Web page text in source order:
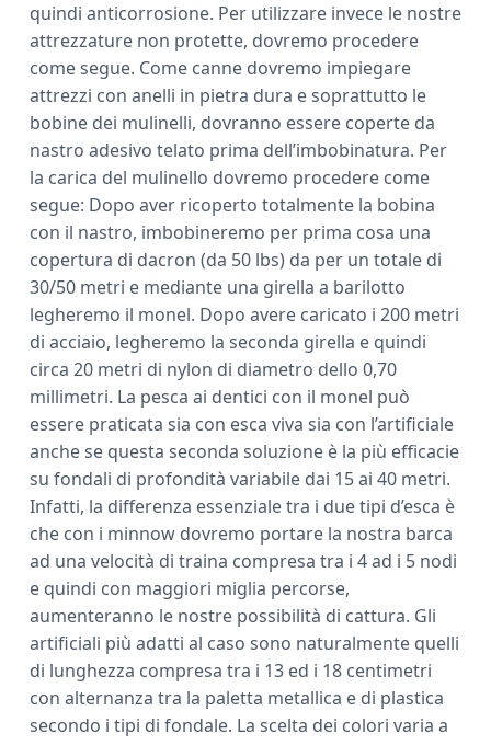
quindi anticorrosione. Per utilizzare invece le nostre
attrezzature non protette, dovremo procedere
come segue. Come canne dovremo impiegare
attrezzi con anelli in pietra dura e soprattutto le
bobine dei mulinelli, dovranno essere coperte da
nastro adesivo telato prima dell’imbobinatura. Per
la carica del mulinello dovremo procedere come
segue: Dopo aver ricoperto totalmente la bobina
con il nastro, imbobineremo per prima cosa una
copertura di dacron (da 50 lbs) da per un totale di
30/50 metri e mediante una girella a barilotto
legheremo il monel. Dopo avere caricato i 200 metri
di acciaio, legheremo la seconda girella e quindi
circa 20 metri di nylon di diametro dello 0,70
millimetri. La pesca ai dentici con il monel può
essere praticata sia con esca viva sia con l’artificiale
anche se questa seconda soluzione è la più efficacie
su fondali di profondità variabile dai 15 ai 40 metri.
Infatti, la differenza essenziale tra i due tipi d’esca è
che con i minnow dovremo portare la nostra barca
ad una velocità di traina compresa tra i 4 ad i 5 nodi
e quindi con maggiori miglia percorse,
aumenteranno le nostre possibilità di cattura. Gli
artificiali più adatti al caso sono naturalmente quelli
di lunghezza compresa tra i 13 ed i 18 centimetri
con alternanza tra la paletta metallica e di plastica
secondo i tipi di fondale. La scelta dei colori varia a